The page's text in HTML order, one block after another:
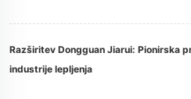
Razširitev Dongguan Jiarui: Pionirska
industrije lepljenja